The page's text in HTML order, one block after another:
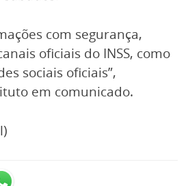
com segurança,
oficiais do INSS, como
sociais oficiais”,
em comunicado.